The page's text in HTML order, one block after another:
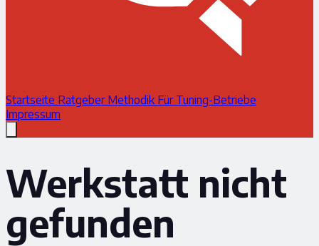
Startseite Ratgeber Methodik Für Tuning-Betriebe
Impressum
Werkstatt nicht
gefunden